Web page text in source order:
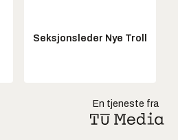
Seksjonsleder Nye Troll
En tjeneste fra